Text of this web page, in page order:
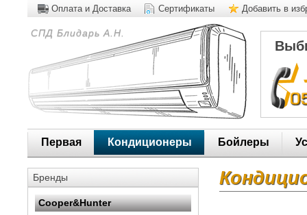
Оплата и Доставка Сертификаты Добавить в
СПД Блидарь А.Н.
Первая Кондиционеры Бойлеры
Бренды
Cooper&Hunter